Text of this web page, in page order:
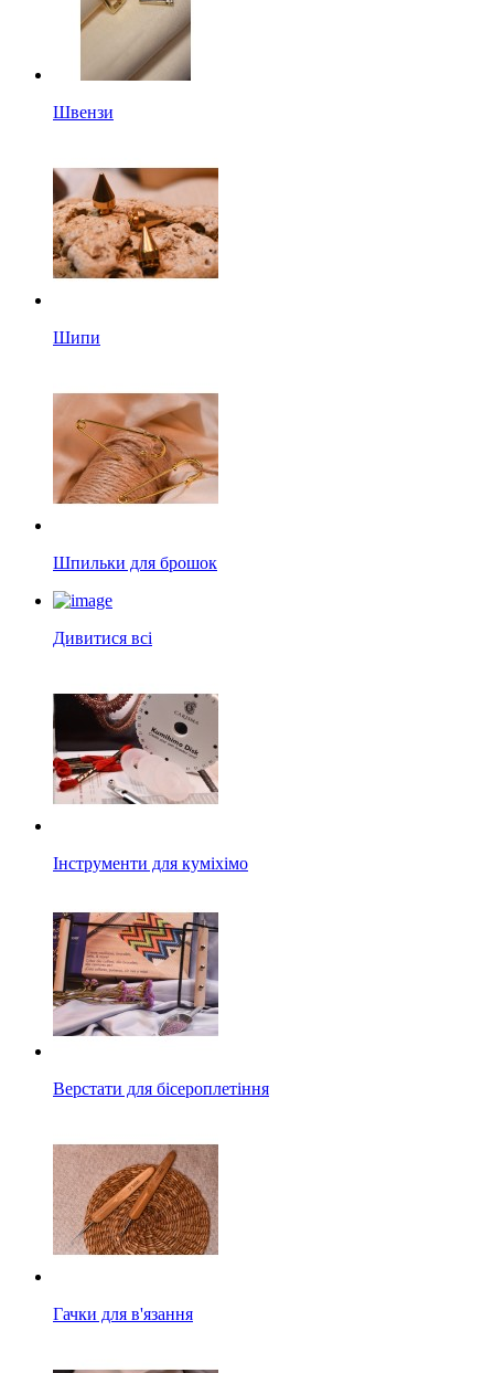
Швензи
Шипи
Шпильки для брошок
Дивитися всі
Інструменти для куміхімо
Верстати для бісероплетіння
Гачки для в'язання